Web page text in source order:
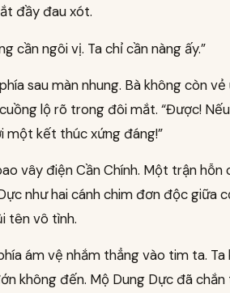
đầy đau xót.
cần ngôi vị. Ta chỉ cần nàng ấy.”
sau màn nhung. Bà không còn vẻ
lộ rõ trong đôi mắt. “Được!
một kết thúc xứng đáng!”
vây điện Cần Chính. Một trận hỗn
như hai cánh chim đơn độc giữa
tên vô tình.
ám vệ nhắm thẳng vào tim ta. Ta
không đến. Mộ Dung Dực đã